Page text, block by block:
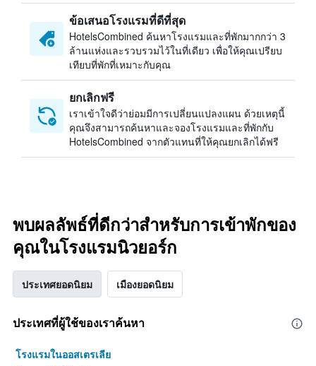
ข้อเสนอโรงแรมที่ดีที่สุด
HotelsCombined ค้นหาโรงแรมและที่พักมากกว่า 3
ล้านแห่งและรวบรวมไว้ในที่เดียว เพื่อให้คุณเปรียบ
เทียบที่พักที่เหมาะกับคุณ
ยกเลิกฟรี
เราเข้าใจดีว่าย่อมมีการเปลี่ยนแปลงแผน ด้วยเหตุนี้
คุณจึงสามารถค้นหาและจองโรงแรมและที่พักกับ
HotelsCombined จากตัวแทนที่ให้คุณยกเลิกได้ฟรี
พบผลลัพธ์ที่ดีกว่าสำหรับการเข้าพักของ
คุณในโรงแรมนิวยอร์ก
ประเทศยอดนิยม เมืองยอดนิยม
ประเทศที่ผู้ใช้ของเราค้นหา
โรงแรมในออสเตรเลีย